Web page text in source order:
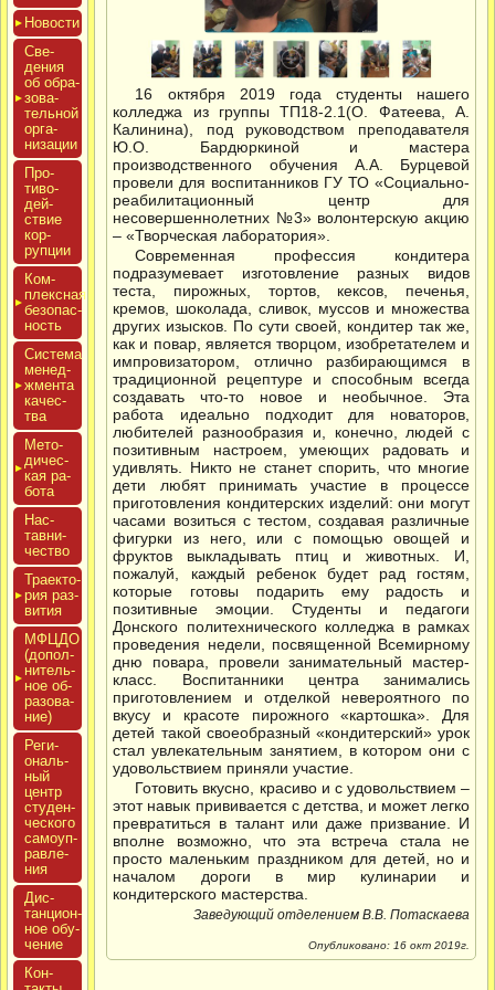
Новос­ти
Све­
дения
об об­ра­
зова­
тель­ной
ор­га­
низа­ции
Про­
тиво­
дей­
ствие
кор­
рупции
Ком­
плексная
бе­зопас­
ность
Сис­те­ма
ме­нед­
жмен­та
ка­чес­
тва
Мето­
дичес­
кая ра­
бота
Нас­
тавни­
чес­тво
Тра­ек­то­
рия раз­
ви­тия
МФЦДО
(до­пол­
ни­тель­
ное об­
ра­зова­
ние)
Реги­
ональ­
ный
центр
сту­ден­
ческо­го
са­мо­уп­
равле­
ния
Дис­
танци­он­
ное обу­
чение
Кон­
16 октября 2019 года студенты нашего
колледжа из группы ТП18-2.1(О. Фатеева, А.
Калинина), под руководством преподавателя
Ю.О. Бардюркиной и мастера
производственного обучения А.А. Бурцевой
провели для воспитанников ГУ ТО «Социально-
реабилитационный центр для
несовершеннолетних №3» волонтерскую акцию
– «Творческая лаборатория».
Современная профессия кондитера
подразумевает изготовление разных видов
теста, пирожных, тортов, кексов, печенья,
кремов, шоколада, сливок, муссов и множества
других изысков. По сути своей, кондитер так же,
как и повар, является творцом, изобретателем и
импровизатором, отлично разбирающимся в
традиционной рецептуре и способным всегда
создавать что-то новое и необычное. Эта
работа идеально подходит для новаторов,
любителей разнообразия и, конечно, людей с
позитивным настроем, умеющих радовать и
удивлять. Никто не станет спорить, что многие
дети любят принимать участие в процессе
приготовления кондитерских изделий: они могут
часами возиться с тестом, создавая различные
фигурки из него, или с помощью овощей и
фруктов выкладывать птиц и животных. И,
пожалуй, каждый ребенок будет рад гостям,
которые готовы подарить ему радость и
позитивные эмоции. Студенты и педагоги
Донского политехнического колледжа в рамках
проведения недели, посвященной Всемирному
дню повара, провели занимательный мастер-
класс. Воспитанники центра занимались
приготовлением и отделкой невероятного по
вкусу и красоте пирожного «картошка». Для
детей такой своеобразный «кондитерский» урок
стал увлекательным занятием, в котором они с
удовольствием приняли участие.
Готовить вкусно, красиво и с удовольствием –
этот навык прививается с детства, и может легко
превратиться в талант или даже призвание. И
вполне возможно, что эта встреча стала не
просто маленьким праздником для детей, но и
началом дороги в мир кулинарии и
кондитерского мастерства.
Заведующий отделением В.В. Потаскаева
Опубликовано: 16 окт 2019г.